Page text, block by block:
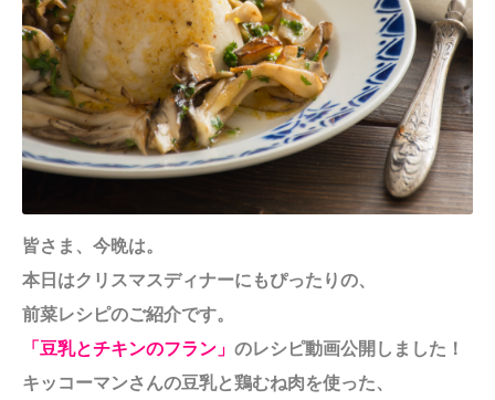
皆さま、今晩は。
本日はクリスマスディナーにもぴったりの、
前菜レシピのご紹介です。
「豆乳とチキンのフラン」 のレシピ動画公開しました！
キッコーマンさんの豆乳と鶏むね肉を使った、